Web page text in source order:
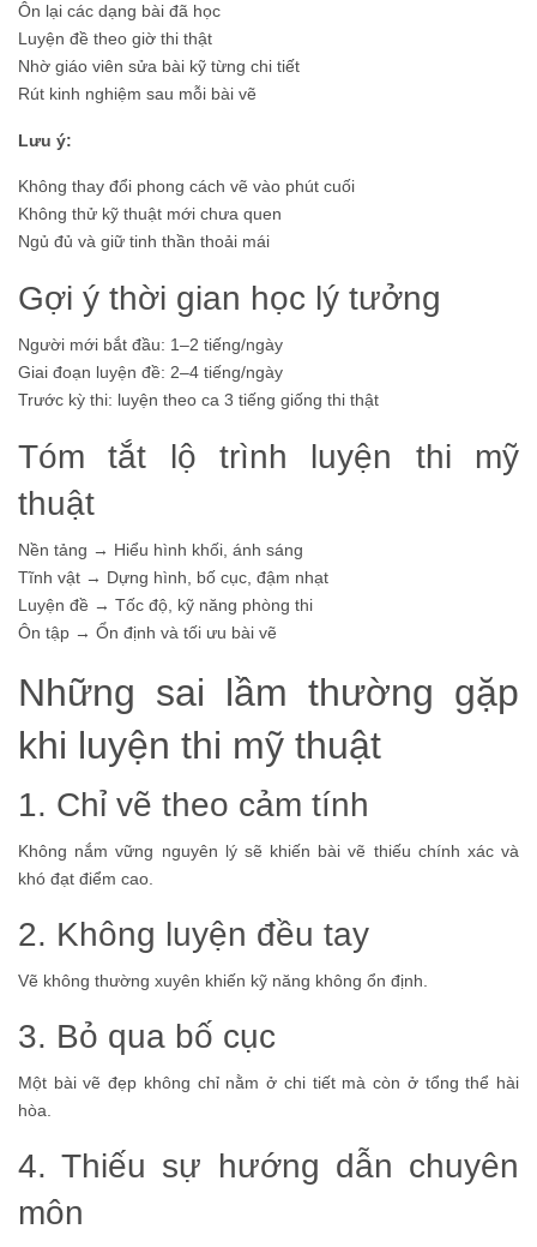
Ôn lại các dạng bài đã học
Luyện đề theo giờ thi thật
Nhờ giáo viên sửa bài kỹ từng chi tiết
Rút kinh nghiệm sau mỗi bài vẽ
Lưu ý:
Không thay đổi phong cách vẽ vào phút cuối
Không thử kỹ thuật mới chưa quen
Ngủ đủ và giữ tinh thần thoải mái
Gợi ý thời gian học lý tưởng
Người mới bắt đầu: 1–2 tiếng/ngày
Giai đoạn luyện đề: 2–4 tiếng/ngày
Trước kỳ thi: luyện theo ca 3 tiếng giống thi thật
Tóm tắt lộ trình luyện thi mỹ
thuật
Nền tảng → Hiểu hình khối, ánh sáng
Tĩnh vật → Dựng hình, bố cục, đậm nhạt
Luyện đề → Tốc độ, kỹ năng phòng thi
Ôn tập → Ổn định và tối ưu bài vẽ
Những sai lầm thường gặp
khi luyện thi mỹ thuật
1. Chỉ vẽ theo cảm tính
Không nắm vững nguyên lý sẽ khiến bài vẽ thiếu chính xác và
khó đạt điểm cao.
2. Không luyện đều tay
Vẽ không thường xuyên khiến kỹ năng không ổn định.
3. Bỏ qua bố cục
Một bài vẽ đẹp không chỉ nằm ở chi tiết mà còn ở tổng thể hài
hòa.
4. Thiếu sự hướng dẫn chuyên
môn